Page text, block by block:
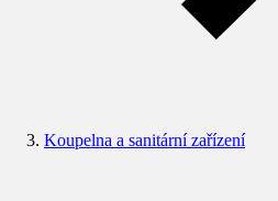
Koupelna a sanitární zařízení